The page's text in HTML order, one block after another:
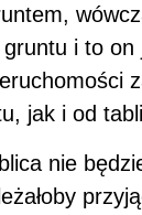
gruntu i to
jak i od
nie